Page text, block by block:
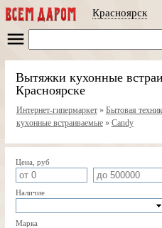
Красноярск
Вытяжки кухонные
Красноярске
Интернет-гипермаркет» Бытовая
кухонные встраиваемые» Candy
Цена, руб
Наличие
Марка